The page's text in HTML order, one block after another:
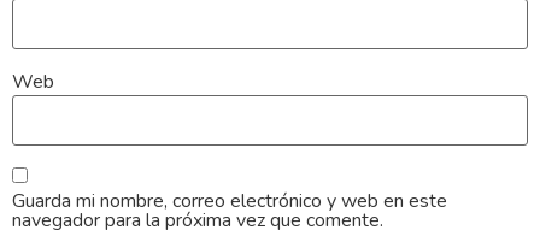
Web
Guarda mi nombre, correo electrónico y web en este
navegador para la próxima vez que comente.